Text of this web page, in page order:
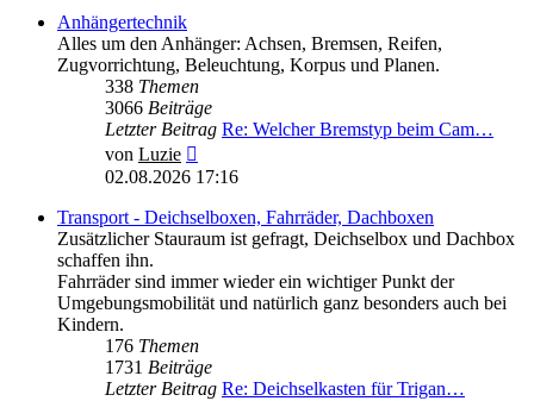
Anhängertechnik
Alles um den Anhänger: Achsen, Bremsen, Reifen,
Zugvorrichtung, Beleuchtung, Korpus und Planen.
338 Themen
3066 Beiträge
Letzter Beitrag Re: Welcher Bremstyp beim Cam…
von Luzie
Beitrag
02.08.2026 17:16
Transport - Deichselboxen, Fahrräder, Dachboxen
Zusätzlicher Stauraum ist gefragt, Deichselbox und Dachbox
schaffen ihn.
Fahrräder sind immer wieder ein wichtiger Punkt der
Umgebungsmobilität und natürlich ganz besonders auch bei
Kindern.
176 Themen
1731 Beiträge
Letzter Beitrag Re: Deichselkasten für Trigan…